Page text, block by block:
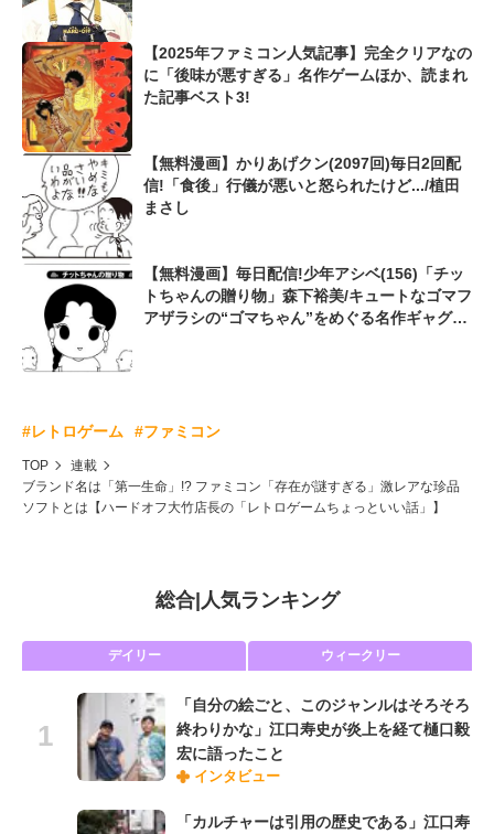
【2025年ファミコン人気記事】完全クリアなの
に「後味が悪すぎる」名作ゲームほか、読まれ
た記事ベスト3!
【無料漫画】かりあげクン(2097回)毎日2回配
信!「食後」行儀が悪いと怒られたけど.../植田
まさし
【無料漫画】毎日配信!少年アシベ(156)「チッ
トちゃんの贈り物」森下裕美/キュートなゴマフ
アザラシの“ゴマちゃん”をめぐる名作ギャグ4
#レトロゲーム #ファミコン
TOP
連載
ブランド名は「第一生命」!? ファミコン「存在が謎すぎる」激レアな珍品
ソフトとは【ハードオフ大竹店長の「レトロゲームちょっといい話」】
総合| 人気ランキング
デイリー ウィークリー
「自分の絵ごと、このジャンルはそろそろ
終わりかな」江口寿史が炎上を経て樋口毅
宏に語ったこと
インタビュー
「カルチャーは引用の歴史である」江口寿